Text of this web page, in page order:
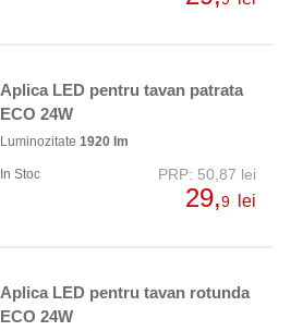
Aplica LED pentru tavan patrata
ECO 24W
Luminozitate 1920 lm
In Stoc PRP: 50,87 lei
29,9 lei
Aplica LED pentru tavan rotunda
ECO 24W